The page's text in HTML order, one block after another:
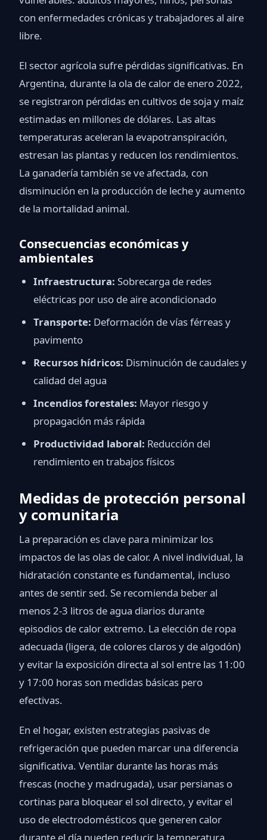
con enfermedades crónicas y trabajadores al aire
libre.
El sector agrícola sufre pérdidas significativas. En
Argentina, durante la ola de calor de enero 2022,
se registraron pérdidas en cultivos de soja y maíz
estimadas en millones de dólares. Las altas
temperaturas aceleran la evapotranspiración,
estresan las plantas y reducen los rendimientos.
La ganadería también se ve afectada, con
disminución en la producción de leche y aumento
de la mortalidad animal.
Consecuencias económicas y
ambientales
Infraestructura: Sobrecarga de redes
eléctricas por uso de aire acondicionado
Transporte: Deformación de vías férreas y
pavimento
Recursos hídricos: Disminución de caudales y
calidad del agua
Incendios forestales: Mayor riesgo y
propagación más rápida
Productividad laboral: Reducción del
rendimiento en trabajos físicos
Medidas de protección personal
y comunitaria
La preparación es clave para minimizar los
impactos de las olas de calor. A nivel individual, la
hidratación constante es fundamental, incluso
antes de sentir sed. Se recomienda beber al
menos 2-3 litros de agua diarios durante
episodios de calor extremo. La elección de ropa
adecuada (ligera, de colores claros y de algodón)
y evitar la exposición directa al sol entre las 11:00
y 17:00 horas son medidas básicas pero
efectivas.
En el hogar, existen estrategias pasivas de
refrigeración que pueden marcar una diferencia
significativa. Ventilar durante las horas más
frescas (noche y madrugada), usar persianas o
cortinas para bloquear el sol directo, y evitar el
uso de electrodomésticos que generen calor
durante el día pueden reducir la temperatura